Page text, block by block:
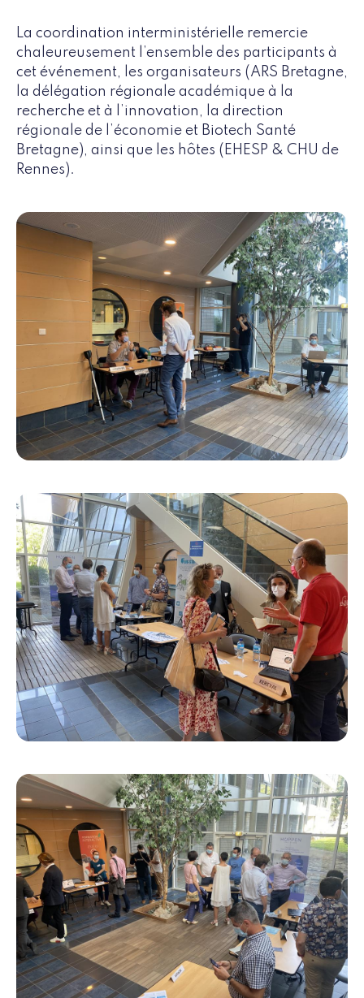
La coordination interministérielle remercie
chaleureusement l’ensemble des participants à
cet événement, les organisateurs (ARS Bretagne,
la délégation régionale académique à la
recherche et à l’innovation, la direction
régionale de l’économie et Biotech Santé
Bretagne), ainsi que les hôtes (EHESP & CHU de
Rennes).